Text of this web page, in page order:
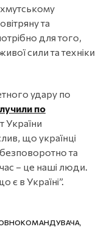
та
для того,
сили та техніки
удару по
по
України
що українці
та
– це наші люди.
в Україні”.